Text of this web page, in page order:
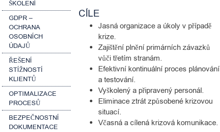
ŠKOLENÍ
GDPR –
OCHRANA
OSOBNÍCH
ÚDAJŮ
ŘEŠENÍ
STÍŽNOSTÍ
KLIENTŮ
OPTIMALIZACE
PROCESŮ
BEZPEČNOSTNÍ
DOKUMENTACE
CÍLE
Jasná organizace a úkoly v případě
krize.
Zajištění plnění primárních závazků
vůči třetím stranám.
Efektivní kontinuální proces plánování
a testování.
Vyškolený a připravený personál.
Eliminace ztrát způsobené krizovou
situací.
Včasná a cílená krizová komunikace.